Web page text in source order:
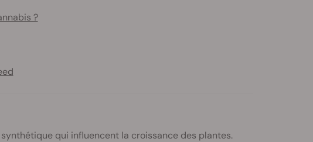
?
qui influencent la croissance des plantes.